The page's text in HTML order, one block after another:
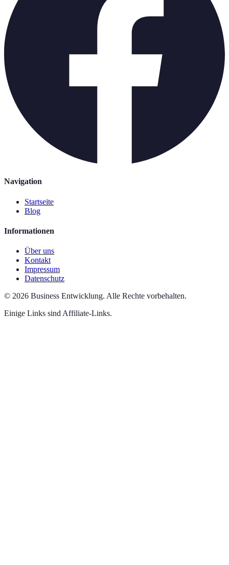
Navigation
Startseite
Blog
Informationen
Über uns
Kontakt
Impressum
Datenschutz
© 2026 Business Entwicklung. Alle Rechte vorbehalten.
Einige Links sind Affiliate-Links.